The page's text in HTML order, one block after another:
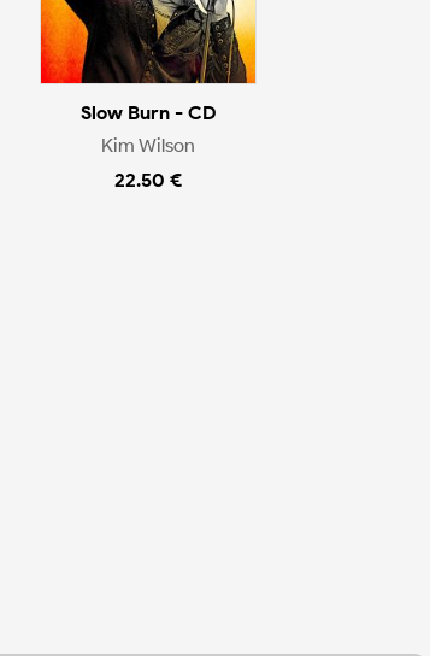
Slow Burn - CD
Kim Wilson
22.50 €